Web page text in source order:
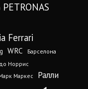
Ferrari
WRC
Барселона
Норрис
Маркес Ралли